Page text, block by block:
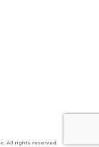
All rights reserved.